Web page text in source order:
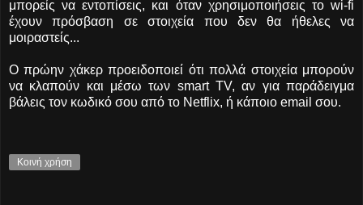
μπορείς να εντοπίσεις, και όταν χρησιμοποιήσεις το wi-fi
έχουν πρόσβαση σε στοιχεία που δεν θα ήθελες να
μοιραστείς...
Ο πρώην χάκερ προειδοποιεί ότι πολλά στοιχεία μπορούν
να κλαπούν και μέσω των smart TV, αν για παράδειγμα
βάλεις τον κωδικό σου από το Netflix, ή κάποιο email σου.
Κοινή χρήση